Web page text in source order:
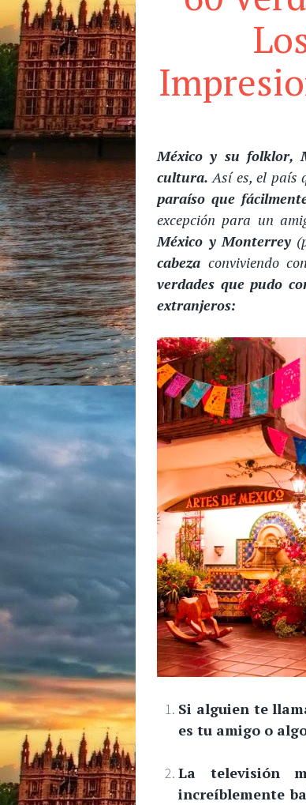
México y su folklor,
cultura. Así es, el país
paraíso que
excepción para un
México y Monterrey
cabezaconviviendo
verdades que pudo
extranjeros:
Si alguien te
es tu amigo o
La televisión
increíblemente